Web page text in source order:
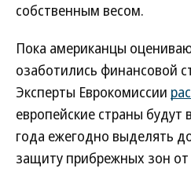
собственным весом.
Пока американцы
озаботились финансовой
Эксперты Еврокомиссии
европейские страны
года ежегодно выделять
защиту прибрежных зон